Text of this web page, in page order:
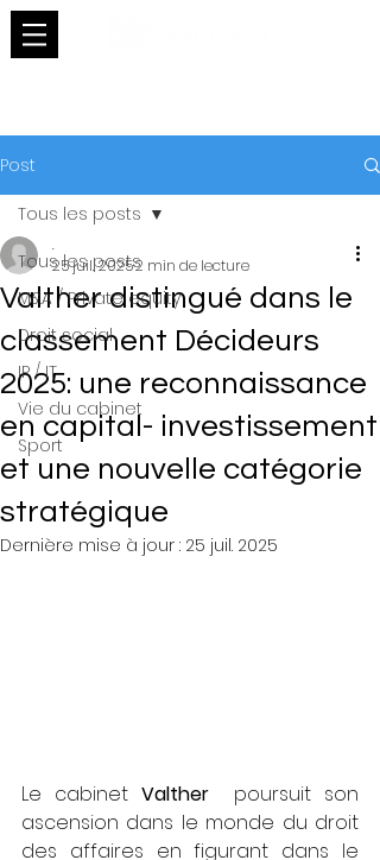
Post
Tous les posts
M&A / Private equity
Droit social
IP / IT
Vie du cabinet
Sport
Tous les posts
Valther distingué dans le
classement Décideurs
2025: une reconnaissance
en capital- investissement
et une nouvelle catégorie
stratégique
.
25 juil. 20252 min de lecture
Dernière mise à jour : 25 juil. 2025
Le cabinet Valther
poursuit son
ascension dans le monde du droit